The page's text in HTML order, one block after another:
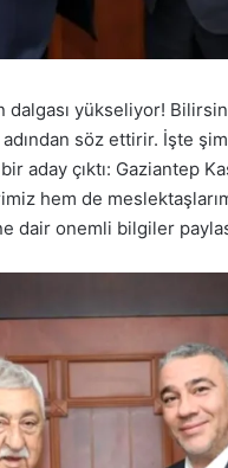
dalgası yükseliyor!
söz ettirir. İşte
aday çıktı: Gaziantep
hem de
dair onemli bilgiler